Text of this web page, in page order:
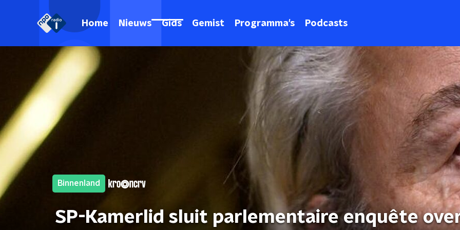
Home Nieuws Gids Gemist Programma's Podcasts
Binnenland
SP-Kamerlid sluit parlementaire enquête